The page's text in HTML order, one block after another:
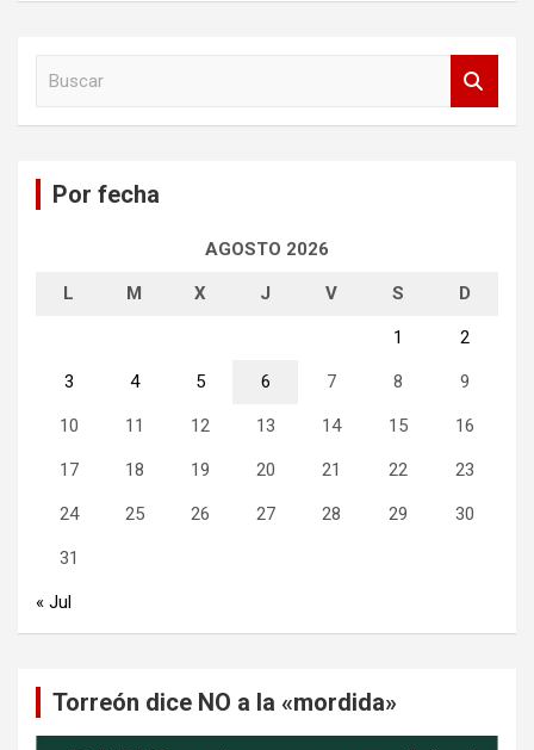
Por fecha
AGOSTO 2026
L M X J V S D
1 2
3 4 5 6 7 8 9
10 11 12 13 14 15 16
17 18 19 20 21 22 23
24 25 26 27 28 29 30
31
« Jul
Torreón dice NO a la «mordida»